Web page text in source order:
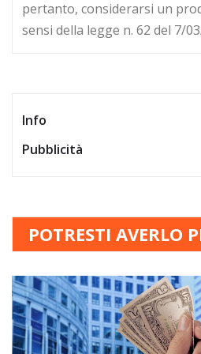
pertanto, considerarsi un
sensi della legge n. 62 del 7/
Info
Pubblicità
POTRESTI AVERLO